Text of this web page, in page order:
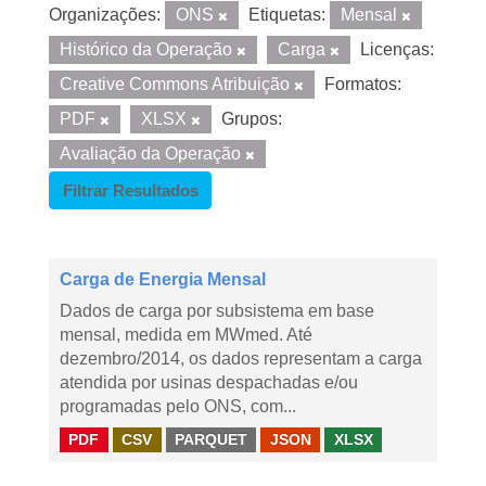
Organizações: ONS Etiquetas:
Mensal
Histórico da Operação
Carga
Licenças:
Creative Commons Atribuição
Formatos:
PDF
XLSX
Grupos:
Avaliação da Operação
Filtrar Resultados
Carga de Energia Mensal
Dados de carga por subsistema em base
mensal, medida em MWmed. Até
dezembro/2014, os dados representam a carga
atendida por usinas despachadas e/ou
programadas pelo ONS, com...
PDF CSV PARQUET JSON XLSX